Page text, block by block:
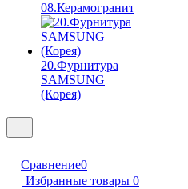
08.Керамогранит
20.Фурнитура
SAMSUNG
(Корея)
Сравнение0
Избранные товары 0